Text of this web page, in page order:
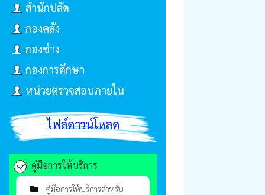
สำนักปลัด
กองคลัง
กองช่าง
กองการศึกษา
หน่วยตรวจสอบภายใน
ไฟล์ดาวน์โหลด
คู่มือการให้บริการ
คู่มือการให้บริการสำหรับ